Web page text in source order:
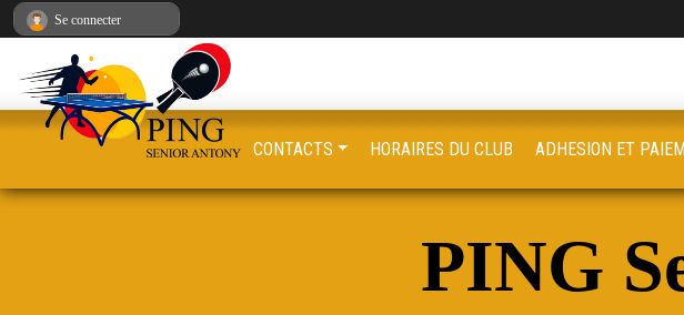
PING
CONTACTS HORAIRES DU CLUB ADHESION ET
Se connecter
Panneau de gestion des cookies